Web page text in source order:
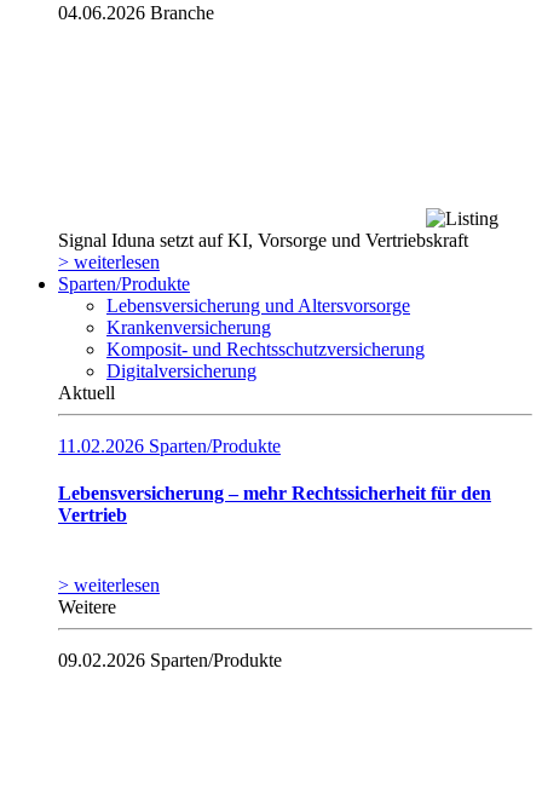
04.06.2026 Branche
Signal Iduna setzt auf KI, Vorsorge und Vertriebskraft
> weiterlesen
Sparten/Produkte
Lebensversicherung und Altersvorsorge
Krankenversicherung
Komposit- und Rechtsschutzversicherung
Digitalversicherung
Aktuell
11.02.2026 Sparten/Produkte
Lebensversicherung – mehr Rechtssicherheit für den
Vertrieb
> weiterlesen
Weitere
09.02.2026 Sparten/Produkte